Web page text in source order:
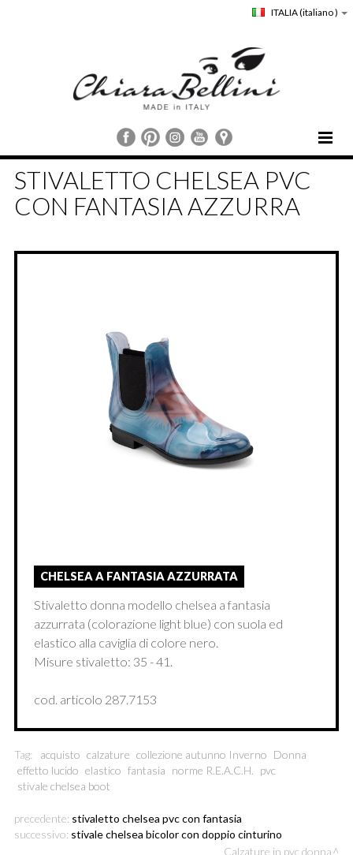
ITALIA(italiano )
HOME
CHIARA BELLINI
COLLEZIONI
STORE LOCATOR
STIVALETTO CHELSEA PVC
CON FANTASIA AZZURRA
CHELSEA A FANTASIA AZZURRATA
Stivaletto donna modello chelsea a fantasia
azzurrata (colorazione light blue) con suola ed
elastico alla caviglia di colore nero.
Misure stivaletto: 35 - 41.
cod. articolo 287.7153
Tag: acquisto calzature collezione autunno Inverno Donna
effetto lucido elastico fantasia norme R.E.A.C.H. pvc
stivale chelsea boot
precedente: stivaletto chelsea pvc con fantasia
successivo: stivale chelsea bicolor con doppio cinturino
Calzature in pvc donna